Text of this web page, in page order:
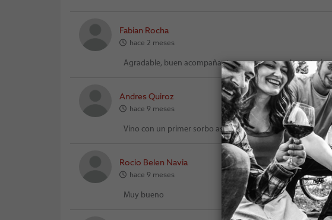
Fabian Rocha
hace 2 meses
Agradable, buen acompañante para quesos y charcutería
Andres Quiroz
hace 9 meses
Vino con un primer sorbo astringente pero agradable
Rocio Belen Navia
hace 9 meses
Muy bueno